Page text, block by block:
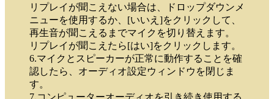
リプレイが聞こえない場合は、ドロップダウンメ
ニューを使用するか、[いいえ]をクリックして、
再生音が聞こえるまでマイクを切り替えます。
リプレイが聞こえたら[はい]をクリックします。
6.マイクとスピーカーが正常に動作することを確
認したら、オーディオ設定ウィンドウを閉じま
す。
7.コンピューターオーディオを引き続き使用する